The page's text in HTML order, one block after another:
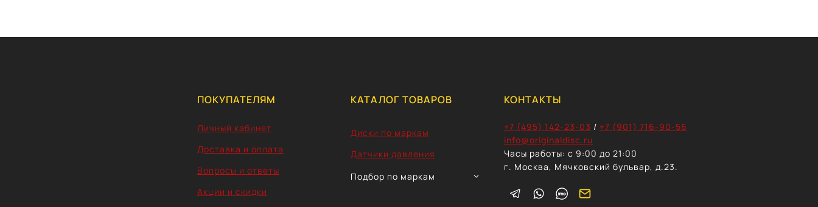
ПОКУПАТЕЛЯМ
Личный кабинет
Доставка и оплата
Вопросы и ответы
Акции и скидки
КАТАЛОГ ТОВАРОВ
Диски по маркам
Датчики давления
Подбор по маркам
TOGGLE
КОНТАКТЫ
+7 (495) 142-23-03 / +7 (901) 716-90-56
info@originaldisc.ru
Часы работы: с 9:00 до 21:00
г. Москва, Мячковский бульвар, д.23.